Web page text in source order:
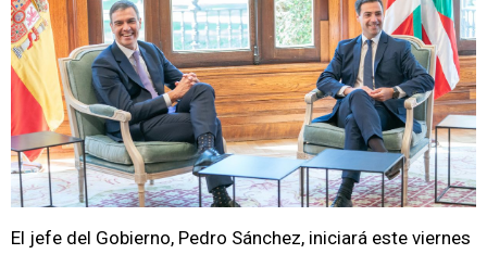
El jefe del Gobierno, Pedro Sánchez, iniciará este viernes